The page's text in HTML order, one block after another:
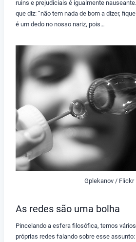
ruins e prejudiciais é igualmente
que diz: “não tem nada de bom a dizer,
é um dedo no nosso nariz, pois…
Gplekanov / Flickr
As redes são uma bolha
Pincelando a esfera filosófica, temos
próprias redes falando sobre esse